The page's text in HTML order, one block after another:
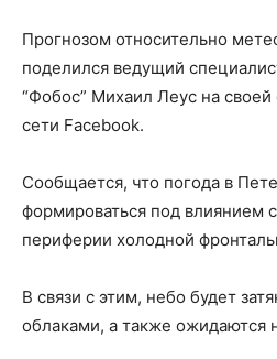
Прогнозом относительно
поделился ведущий
“Фобос” Михаил Леус на
сети Facebook.
Сообщается, что погода в
формироваться под влиянием
периферии холодной
В связи с этим, небо будет
облаками, а также ожидаются